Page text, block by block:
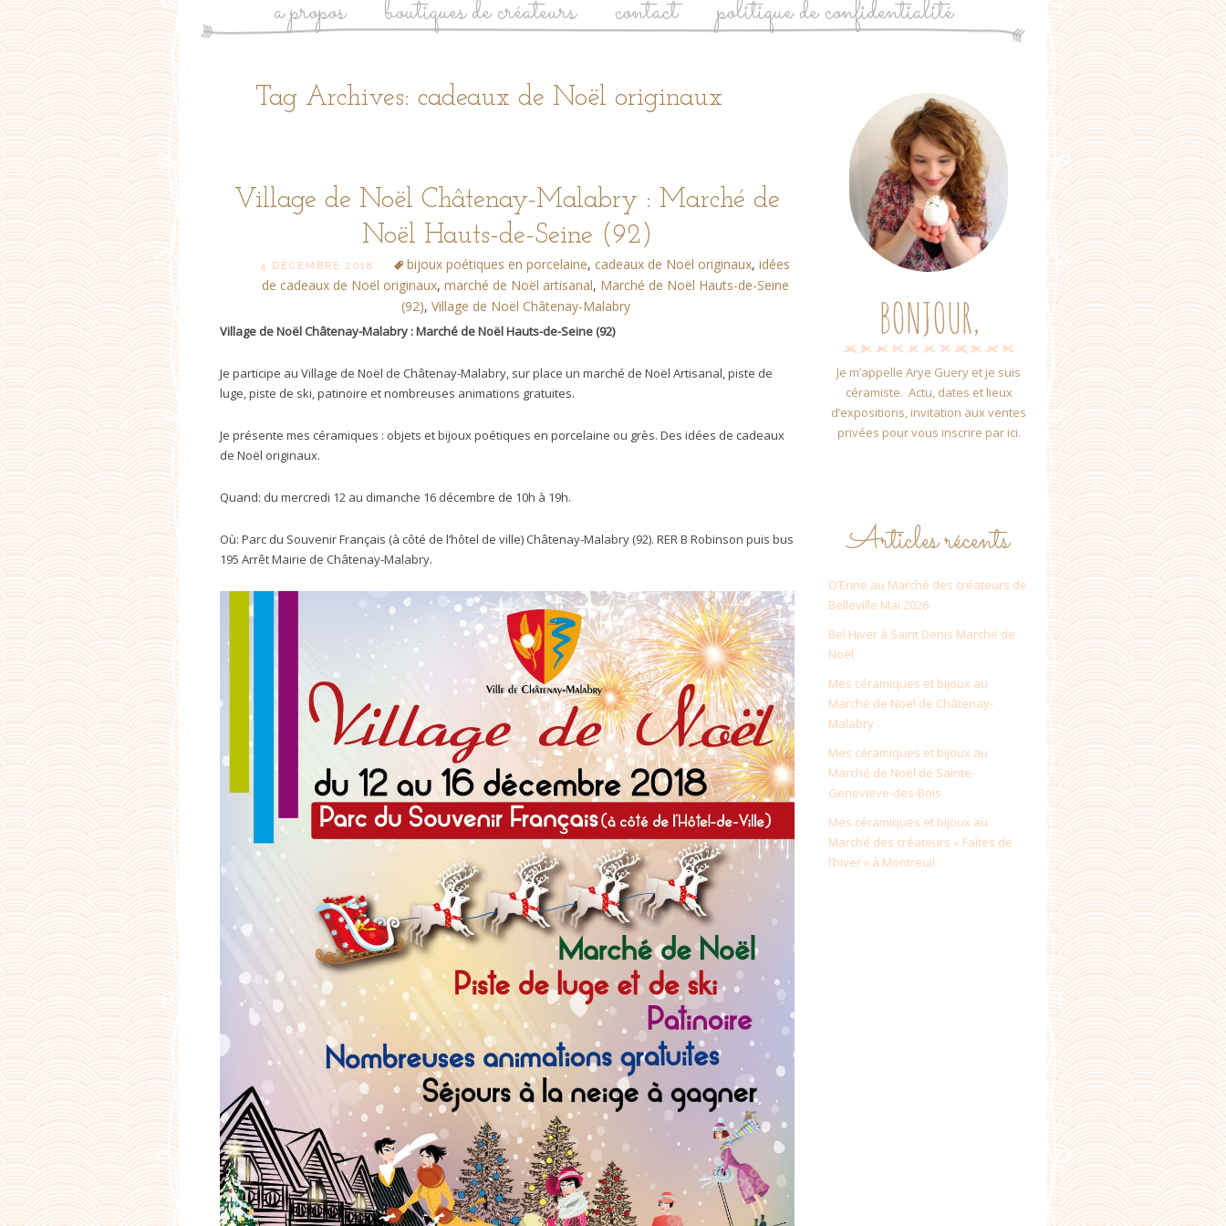
a propos boutiques de créateurs contact politique de confidentialité
Tag Archives: cadeaux de Noël originaux
Village de Noël Châtenay-Malabry : Marché de
Noël Hauts-de-Seine (92)
4 DÉCEMBRE 2018 bijoux poétiques en porcelaine, cadeaux de Noël originaux,idées
de cadeaux de Noël originaux, marché de Noël artisanal, Marché de Noël Hauts-de-Seine
(92),Village de Noël Châtenay-Malabry
Village de Noël Châtenay-Malabry : Marché de Noël Hauts-de-Seine (92)
Je participe au Village de Noël de Châtenay-Malabry, sur place un marché de Noël Artisanal, piste de
luge, piste de ski, patinoire et nombreuses animations gratuites.
Je présente mes céramiques : objets et bijoux poétiques en porcelaine ou grès. Des idées de cadeaux
de Noël originaux.
Quand: du mercredi 12 au dimanche 16 décembre de 10h à 19h.
Où: Parc du Souvenir Français (à côté de l’hôtel de ville) Châtenay-Malabry (92). RER B Robinson puis bus
195 Arrêt Mairie de Châtenay-Malabry.
BONJOUR,
Je m’appelle Arye Guery et je suis
céramiste. Actu, dates et lieux
d’expositions, invitation aux ventes
privées pour vous inscrire par ici.
Articles récents
O’Erine au Marché des créateurs de
Belleville Mai 2026
Bel Hiver à Saint Denis Marché de
Noël
Mes céramiques et bijoux au
Marché de Noël de Châtenay-
Malabry
Mes céramiques et bijoux au
Marché de Noël de Sainte-
Genevieve-des-Bois
Mes céramiques et bijoux au
Marché des créateurs « Faîtes de
l’hiver » à Montreuil